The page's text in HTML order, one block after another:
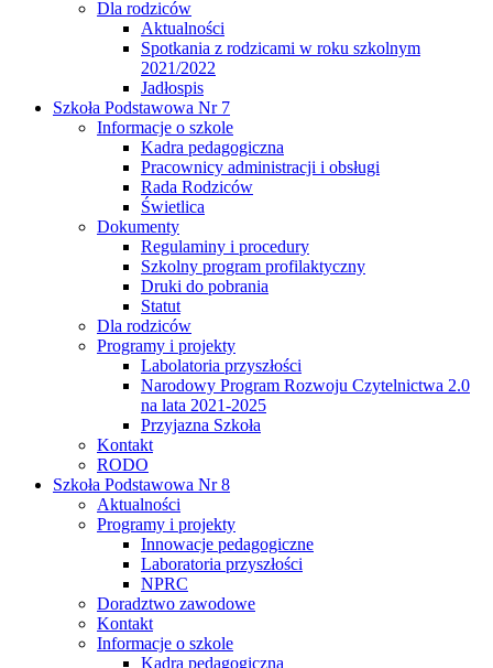
Dla rodziców
Aktualności
Spotkania z rodzicami w roku szkolnym
2021/2022
Jadłospis
Szkoła Podstawowa Nr 7
Informacje o szkole
Kadra pedagogiczna
Pracownicy administracji i obsługi
Rada Rodziców
Świetlica
Dokumenty
Regulaminy i procedury
Szkolny program profilaktyczny
Druki do pobrania
Statut
Dla rodziców
Programy i projekty
Labolatoria przyszłości
Narodowy Program Rozwoju Czytelnictwa 2.0
na lata 2021-2025
Przyjazna Szkoła
Kontakt
RODO
Szkoła Podstawowa Nr 8
Aktualności
Programy i projekty
Innowacje pedagogiczne
Laboratoria przyszłości
NPRC
Doradztwo zawodowe
Kontakt
Informacje o szkole
Kadra pedagogiczna